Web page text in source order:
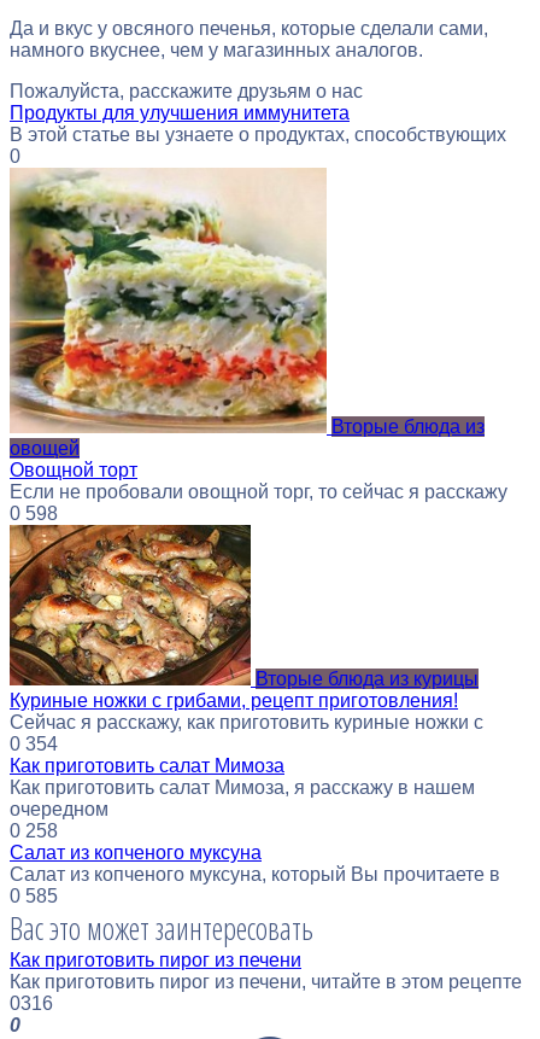
Да и вкус у овсяного печенья, которые сделали сами,
намного вкуснее, чем у магазинных аналогов.
Пожалуйста, расскажите друзьям о нас
Продукты для улучшения иммунитета
В этой статье вы узнаете о продуктах, способствующих
0
Вторые блюда из
овощей
Овощной торт
Если не пробовали овощной торг, то сейчас я расскажу
0 598
Вторые блюда из курицы
Куриные ножки с грибами, рецепт приготовления!
Сейчас я расскажу, как приготовить куриные ножки с
0 354
Как приготовить салат Мимоза
Как приготовить салат Мимоза, я расскажу в нашем
очередном
0 258
Салат из копченого муксуна
Салат из копченого муксуна, который Вы прочитаете в
0 585
Вас это может заинтересовать
Как приготовить пирог из печени
Как приготовить пирог из печени, читайте в этом рецепте
0316
0